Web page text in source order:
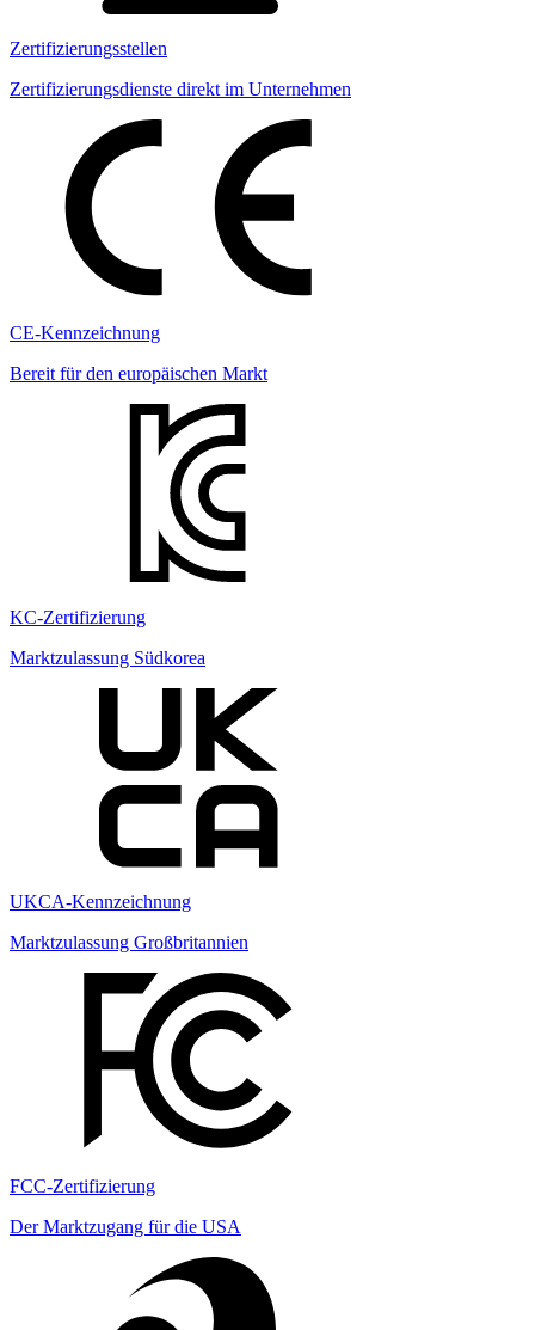
Zertifizierungsstellen
Zertifizierungsdienste direkt im Unternehmen
CE-Kennzeichnung
Bereit für den europäischen Markt
KC-Zertifizierung
Marktzulassung Südkorea
UKCA-Kennzeichnung
Marktzulassung Großbritannien
FCC-Zertifizierung
Der Marktzugang für die USA